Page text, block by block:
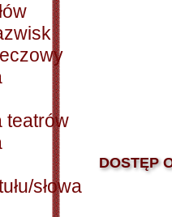
teatrów
słowa
DOSTĘP